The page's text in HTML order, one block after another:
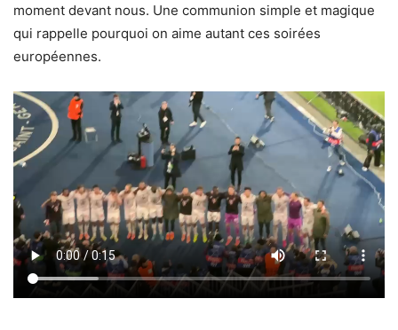
moment devant nous. Une communion simple et magique
qui rappelle pourquoi on aime autant ces soirées
européennes.